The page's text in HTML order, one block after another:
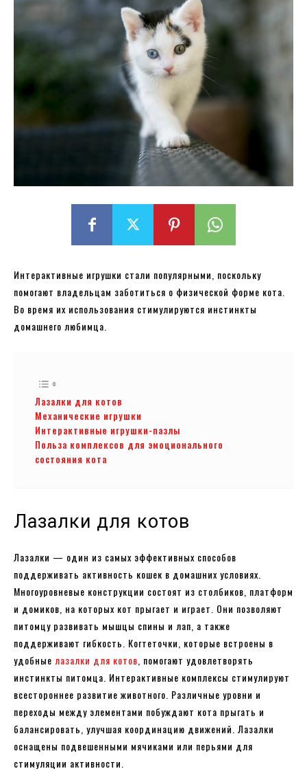
Интерактивные игрушки стали популярными, поскольку
помогают владельцам заботиться о физической форме кота.
Во время их использования стимулируются инстинкты
домашнего любимца.
Лазалки для котов
Механические игрушки
Интерактивные игрушки-пазлы
Польза комплексов для эмоционального
состояния кота
Лазалки для котов
Лазалки — один из самых эффективных способов
поддерживать активность кошек в домашних условиях.
Многоуровневые конструкции состоят из столбиков, платформ
и домиков, на которых кот прыгает и играет. Они позволяют
питомцу развивать мышцы спины и лап, а также
поддерживают гибкость. Когтеточки, которые встроены в
удобные лазалки для котов , помогают удовлетворять
инстинкты питомца. Интерактивные комплексы стимулируют
всестороннее развитие животного. Различные уровни и
переходы между элементами побуждают кота прыгать и
балансировать, улучшая координацию движений. Лазалки
оснащены подвешенными мячиками или перьями для
стимуляции активности.